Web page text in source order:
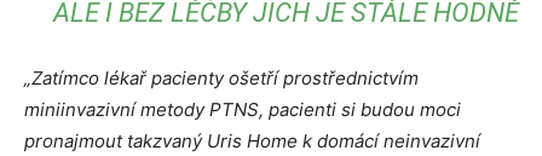
ALE I BEZ LÉČBY JICH JE STÁLE HODNĚ
„Zatímco lékař pacienty ošetří prostřednictvím
miniinvazivní metody PTNS, pacienti si budou moci
pronajmout takzvaný Uris Home k domácí neinvazivní